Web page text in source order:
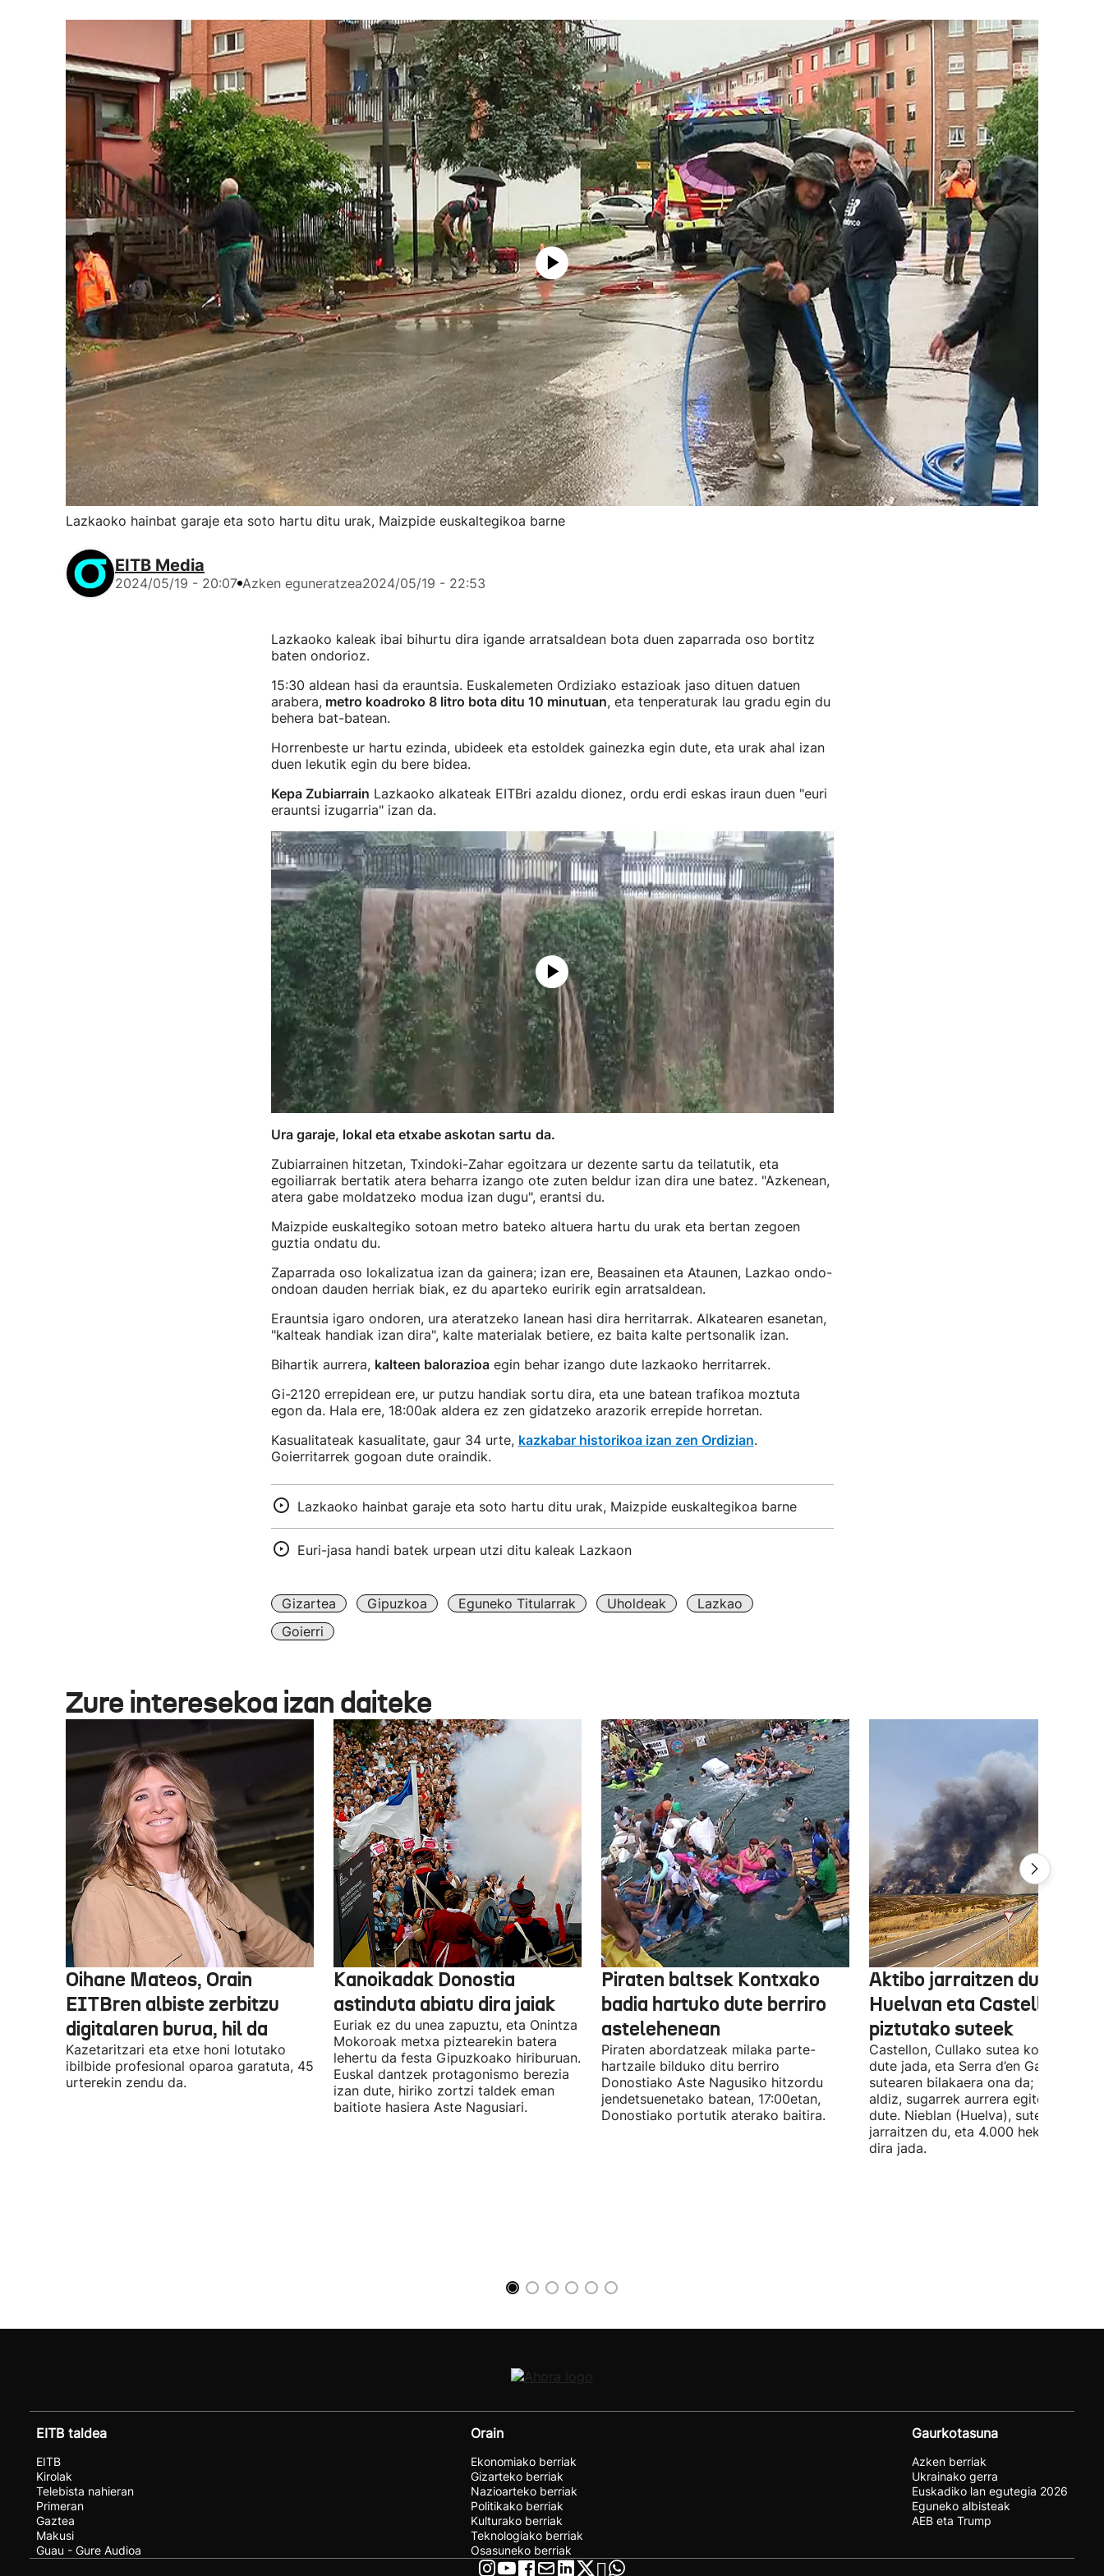
Lazkaoko hainbat garaje eta soto hartu ditu urak, Maizpide euskaltegikoa barne
EITB Media
2024/05/19 - 20:07 Azken eguneratzea2024/05/19 - 22:53
Lazkaoko kaleak ibai bihurtu dira igande arratsaldean bota duen zaparrada oso bortitz
baten ondorioz.
15:30 aldean hasi da erauntsia. Euskalemeten Ordiziako estazioak jaso dituen datuen
arabera,metro koadroko 8 litro bota ditu 10 minutuan, eta tenperaturak lau gradu egin du
behera bat-batean.
Horrenbeste ur hartu ezinda, ubideek eta estoldek gainezka egin dute, eta urak ahal izan
duen lekutik egin du bere bidea.
Kepa Zubiarrain Lazkaoko alkateak EITBri azaldu dionez, ordu erdi eskas iraun duen "euri
erauntsi izugarria" izan da.
Ura garaje, lokal eta etxabe askotan sartu da.
Zubiarrainen hitzetan, Txindoki-Zahar egoitzara ur dezente sartu da teilatutik, eta
egoiliarrak bertatik atera beharra izango ote zuten beldur izan dira une batez. "Azkenean,
atera gabe moldatzeko modua izan dugu", erantsi du.
Maizpide euskaltegiko sotoan metro bateko altuera hartu du urak eta bertan zegoen
guztia ondatu du.
Zaparrada oso lokalizatua izan da gainera; izan ere, Beasainen eta Ataunen, Lazkao ondo-
ondoan dauden herriak biak, ez du aparteko euririk egin arratsaldean.
Erauntsia igaro ondoren, ura ateratzeko lanean hasi dira herritarrak. Alkatearen esanetan,
"kalteak handiak izan dira", kalte materialak betiere, ez baita kalte pertsonalik izan.
Bihartik aurrera, kalteen balorazioaegin behar izango dute lazkaoko herritarrek.
Gi-2120 errepidean ere, ur putzu handiak sortu dira, eta une batean trafikoa moztuta
egon da. Hala ere, 18:00ak aldera ez zen gidatzeko arazorik errepide horretan.
Kasualitateak kasualitate, gaur 34 urte, kazkabar historikoa izan zen Ordizian.
Goierritarrek gogoan dute oraindik.
Lazkaoko hainbat garaje eta soto hartu ditu urak, Maizpide euskaltegikoa barne
Euri-jasa handi batek urpean utzi ditu kaleak Lazkaon
Gizartea Gipuzkoa Eguneko Titularrak Uholdeak
Lazkao
Goierri
Zure interesekoa izan daiteke
Oihane Mateos, Orain
EITBren albiste zerbitzu
digitalaren burua, hil da
Kazetaritzari eta etxe honi lotutako
ibilbide profesional oparoa garatuta, 45
urterekin zendu da.
Kanoikadak Donostia
astinduta abiatu dira jaiak
Euriak ez du unea zapuztu, eta Onintza
Mokoroak metxa piztearekin batera
lehertu da festa Gipuzkoako hiriburuan.
Euskal dantzek protagonismo berezia
izan dute, hiriko zortzi taldek eman
baitiote hasiera Aste Nagusiari.
Piraten baltsek Kontxako
badia hartuko dute berriro
astelehenean
Piraten abordatzeak milaka parte-
hartzaile bilduko ditu berriro
Donostiako Aste Nagusiko hitzordu
jendetsuenetako batean, 17:00etan,
Donostiako portutik aterako baitira.
Aktibo jarraitzen dute
Huelvan eta Castellon
piztutako suteek
Castellon, Cullako sutea kontrolpean
dute jada, eta Serra d’en Galcerango
sutearen bilakaera ona da; Tirigen,
aldiz, sugarrek aurrera egiten
dute. Nieblan (Huelva), suteak aktibo
jarraitzen du, eta 4.000 hektarea erre
dira jada.
EITB taldea
EITB
Kirolak
Telebista nahieran
Primeran
Gaztea
Makusi
Guau - Gure Audioa
Orain
Ekonomiako berriak
Gizarteko berriak
Nazioarteko berriak
Politikako berriak
Kulturako berriak
Teknologiako berriak
Osasuneko berriak
Gaurkotasuna
Azken berriak
Ukrainako gerra
Euskadiko lan egutegia 2026
Eguneko albisteak
AEB eta Trump